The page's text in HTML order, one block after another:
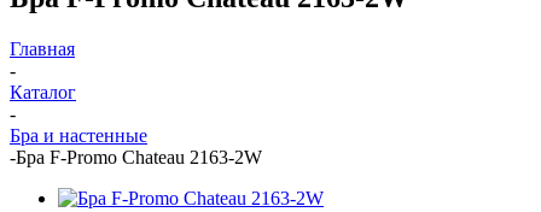
Главная
-
Каталог
-
Бра и настенные
-Бра F-Promo Chateau 2163-2W